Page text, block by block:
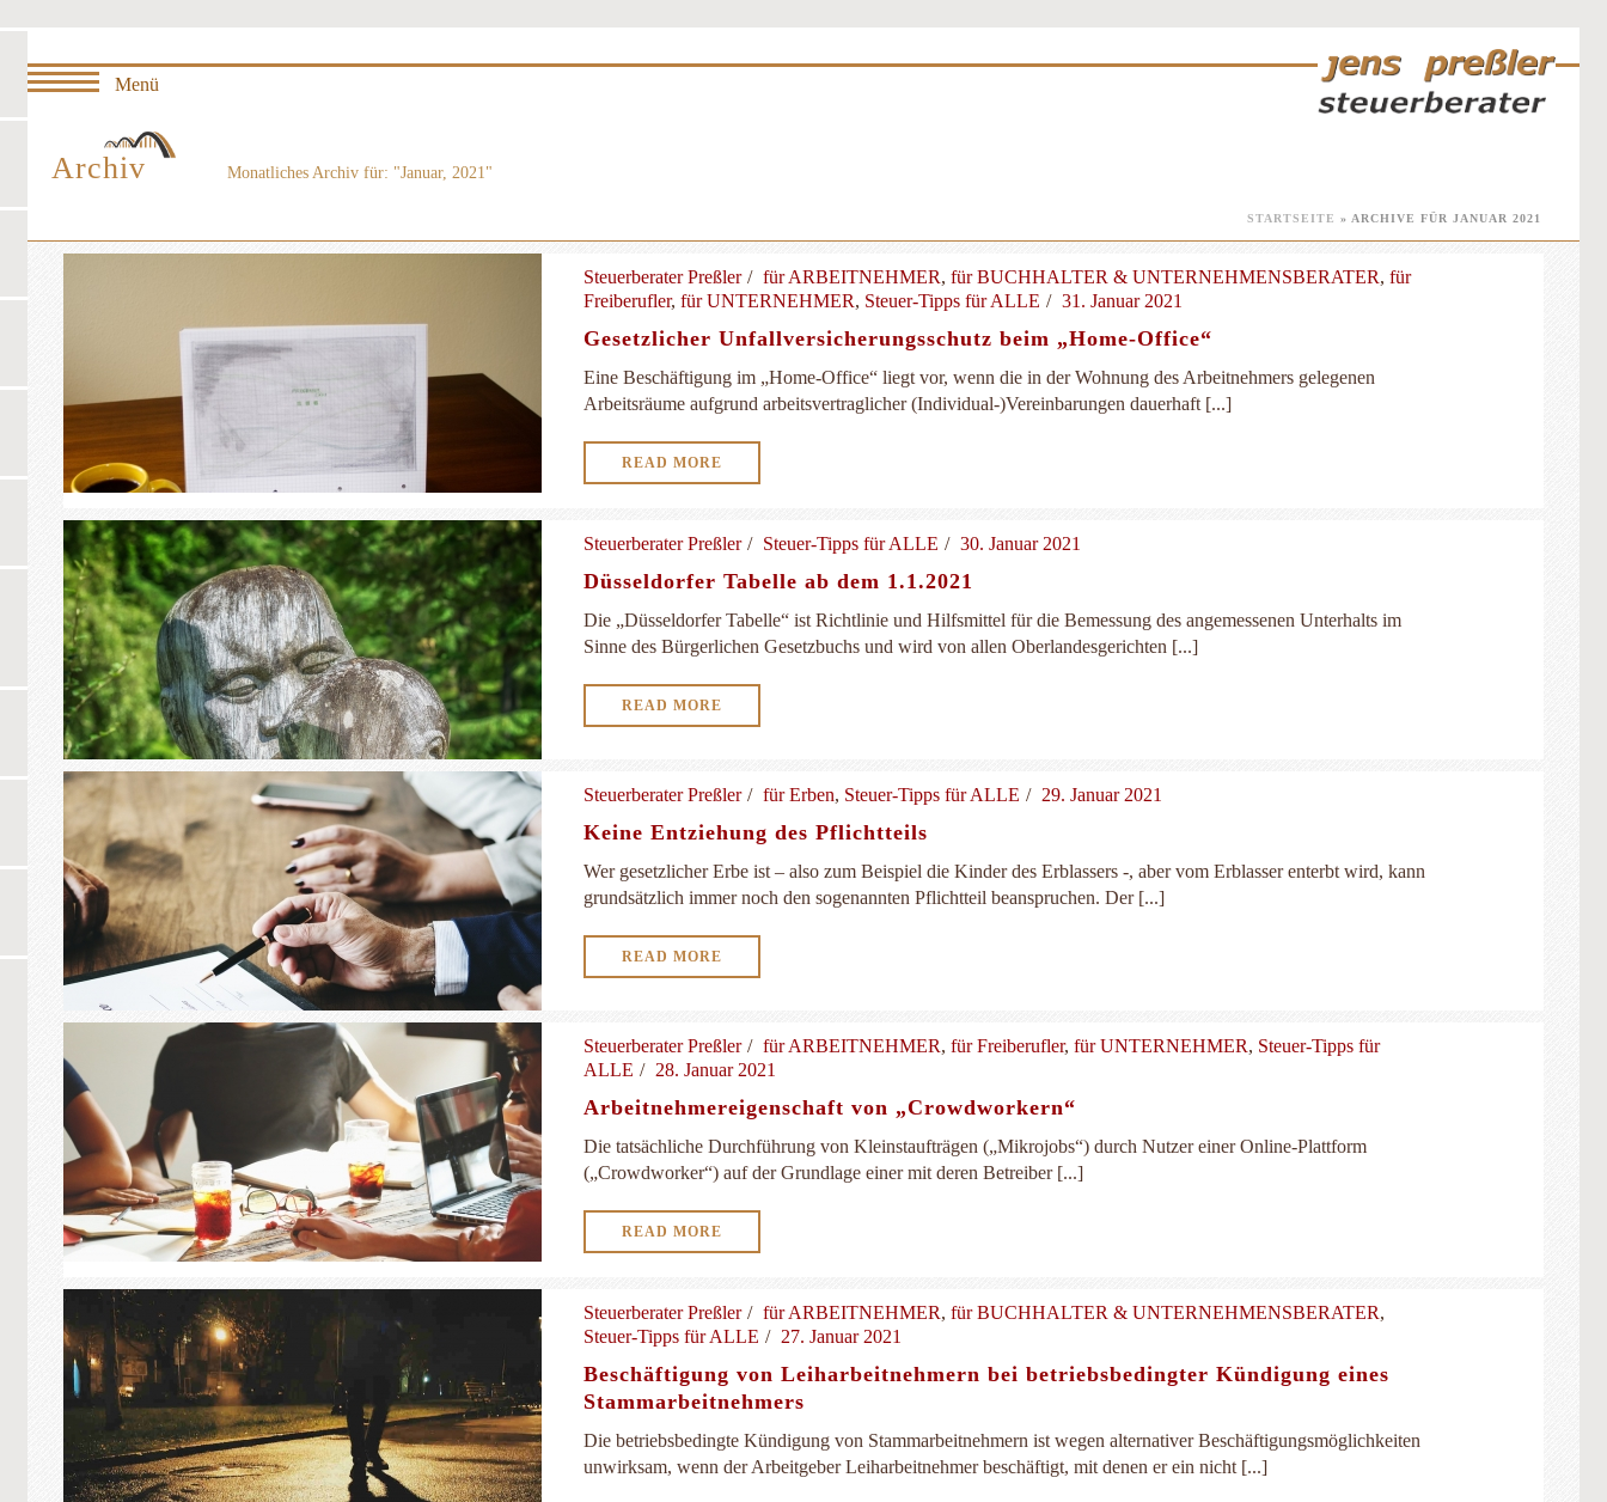
Archiv Monatliches Archiv für: "Januar, 2021"
STARTSEITE » ARCHIVE FÜR JANUAR 2021
Steuerberater Preßler für ARBEITNEHMER, für BUCHHALTER & UNTERNEHMENSBERATER, für
Freiberufler, für UNTERNEHMER, Steuer-Tipps für ALLE 31. Januar 2021
Gesetzlicher Unfallversicherungsschutz beim „Home-Office“
Eine Beschäftigung im „Home-Office“ liegt vor, wenn die in der Wohnung des Arbeitnehmers gelegenen
Arbeitsräume aufgrund arbeitsvertraglicher (Individual-)Vereinbarungen dauerhaft [...]
READ MORE
Steuerberater Preßler Steuer-Tipps für ALLE 30. Januar 2021
Düsseldorfer Tabelle ab dem 1.1.2021
Die „Düsseldorfer Tabelle“ ist Richtlinie und Hilfsmittel für die Bemessung des angemessenen Unterhalts im
Sinne des Bürgerlichen Gesetzbuchs und wird von allen Oberlandesgerichten [...]
READ MORE
Steuerberater Preßler für Erben, Steuer-Tipps für ALLE 29. Januar 2021
Keine Entziehung des Pflichtteils
Wer gesetzlicher Erbe ist – also zum Beispiel die Kinder des Erblassers -, aber vom Erblasser enterbt wird, kann
grundsätzlich immer noch den sogenannten Pflichtteil beanspruchen. Der [...]
READ MORE
Steuerberater Preßler für ARBEITNEHMER, für Freiberufler, für UNTERNEHMER, Steuer-Tipps für
ALLE
28. Januar 2021
Arbeitnehmereigenschaft von „Crowdworkern“
Die tatsächliche Durchführung von Kleinstaufträgen („Mikrojobs“) durch Nutzer einer Online-Plattform
(„Crowdworker“) auf der Grundlage einer mit deren Betreiber [...]
READ MORE
Steuerberater Preßler für ARBEITNEHMER, für BUCHHALTER & UNTERNEHMENSBERATER,
Steuer-Tipps für ALLE
27. Januar 2021
Beschäftigung von Leiharbeitnehmern bei betriebsbedingter Kündigung eines
Stammarbeitnehmers
Die betriebsbedingte Kündigung von Stammarbeitnehmern ist wegen alternativer Beschäftigungsmöglichkeiten
unwirksam, wenn der Arbeitgeber Leiharbeitnehmer beschäftigt, mit denen er ein nicht [...]